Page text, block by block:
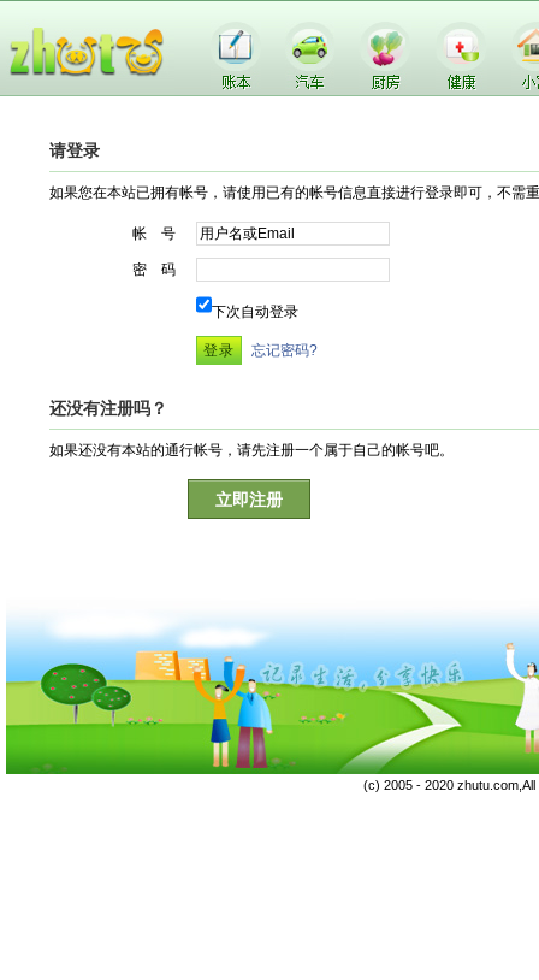
请登录
如果您在本站已拥有帐号，请使用已有的帐号信息直接进行登录即可，不需
帐 号
密 码
下次自动登录
忘记密码?
还没有注册吗？
如果还没有本站的通行帐号，请先注册一个属于自己的帐号吧。
立即注册
(c) 2005 - 2020